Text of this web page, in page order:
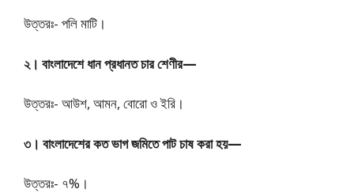
উত্তরঃ- পলি মাটি।
২। বাংলাদেশে ধান প্রধানত চার শেণীর—
উত্তরঃ- আউশ, আমন, বোরো ও ইরি।
৩। বাংলাদেশের কত ভাগ জমিতে পাট চাষ করা হয়—
উত্তরঃ- ৭%।